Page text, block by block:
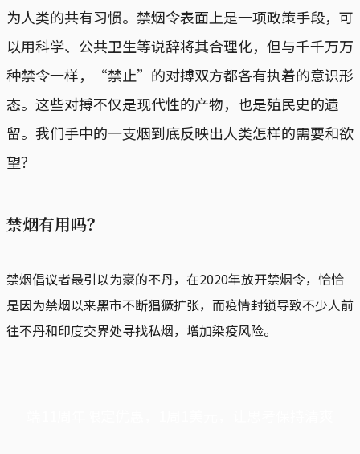
为人类的共有习惯。禁烟令表面上是一项政策手段，可
以用科学、公共卫生等说辞将其合理化，但与千千万万
种禁令一样，“禁止”的对搏双方都各有执着的意识形
态。这些对搏不仅是现代性的产物，也是殖民史的遗
留。我们手中的一支烟到底反映出人类怎样的需要和欲
望？
禁烟有用吗？
禁烟倡议者最引以为豪的不丹，在2020年放开禁烟令，恰恰
是因为禁烟以来黑市不断猖獗扩张，而疫情封锁导致不少人前
往不丹和印度交界处寻找私烟，增加染疫风险。